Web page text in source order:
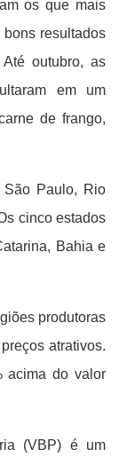
os que mais
resultados
outubro, as
em um
de frango,
São Paulo, Rio
cinco estados
Bahia e
produtoras
atrativos.
acima do valor
(VBP) é um